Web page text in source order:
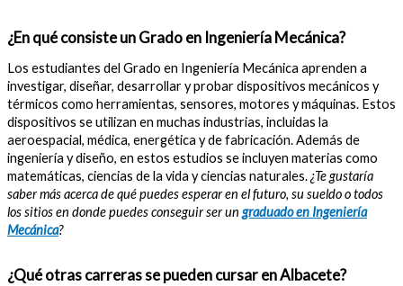
¿En qué consiste un Grado en Ingeniería Mecánica?
Los estudiantes del Grado en Ingeniería Mecánica aprenden a
investigar, diseñar, desarrollar y probar dispositivos mecánicos y
térmicos como herramientas, sensores, motores y máquinas. Estos
dispositivos se utilizan en muchas industrias, incluidas la
aeroespacial, médica, energética y de fabricación. Además de
ingeniería y diseño, en estos estudios se incluyen materias como
matemáticas, ciencias de la vida y ciencias naturales.¿Te gustaría
saber más acerca de qué puedes esperar en el futuro, su sueldo o todos
los sitios en donde puedes conseguir ser un graduado en Ingeniería
Mecánica?
¿Qué otras carreras se pueden cursar en Albacete?